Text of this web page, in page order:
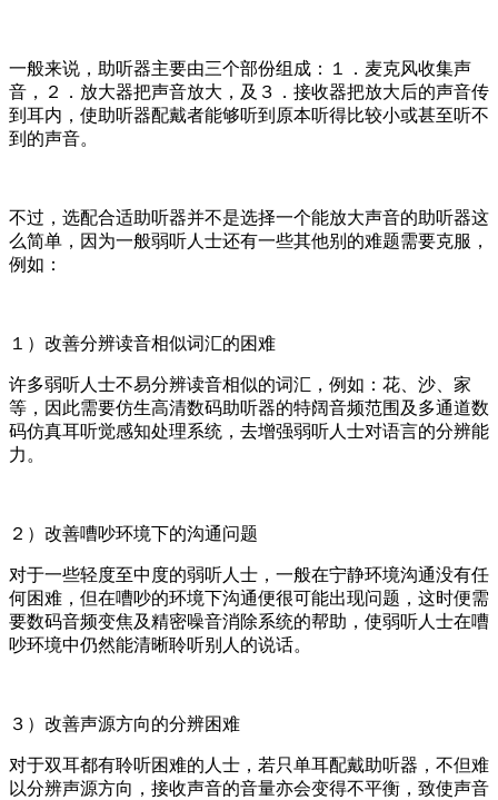
一般来说，助听器主要由三个部份组成：１．麦克风收集声
音，２．放大器把声音放大，及３．接收器把放大后的声音传
到耳内，使助听器配戴者能够听到原本听得比较小或甚至听不
到的声音。
不过，选配合适助听器并不是选择一个能放大声音的助听器这
么简单，因为一般弱听人士还有一些其他别的难题需要克服，
例如：
１）改善分辨读音相似词汇的困难
许多弱听人士不易分辨读音相似的词汇，例如：花、沙、家
等，因此需要仿生高清数码助听器的特阔音频范围及多通道数
码仿真耳听觉感知处理系统，去增强弱听人士对语言的分辨能
力。
２）改善嘈吵环境下的沟通问题
对于一些轻度至中度的弱听人士，一般在宁静环境沟通没有任
何困难，但在嘈吵的环境下沟通便很可能出现问题，这时便需
要数码音频变焦及精密噪音消除系统的帮助，使弱听人士在嘈
吵环境中仍然能清晰聆听别人的说话。
３）改善声源方向的分辨困难
对于双耳都有聆听困难的人士，若只单耳配戴助听器，不但难
以分辨声源方向，接收声音的音量亦会变得不平衡，致使声音